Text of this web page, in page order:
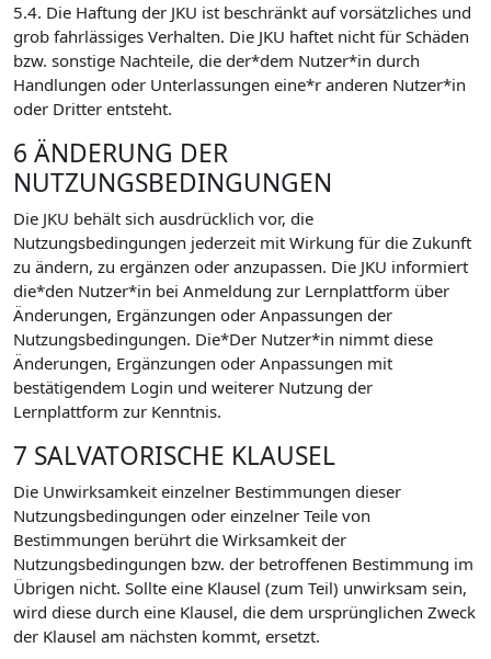
5.4. Die Haftung der JKU ist beschränkt auf vorsätzliches und
grob fahrlässiges Verhalten. Die JKU haftet nicht für Schäden
bzw. sonstige Nachteile, die der*dem Nutzer*in durch
Handlungen oder Unterlassungen eine*r anderen Nutzer*in
oder Dritter entsteht.
6 ÄNDERUNG DER
NUTZUNGSBEDINGUNGEN
Die JKU behält sich ausdrücklich vor, die
Nutzungsbedingungen jederzeit mit Wirkung für die Zukunft
zu ändern, zu ergänzen oder anzupassen. Die JKU informiert
die*den Nutzer*in bei Anmeldung zur Lernplattform über
Änderungen, Ergänzungen oder Anpassungen der
Nutzungsbedingungen. Die*Der Nutzer*in nimmt diese
Änderungen, Ergänzungen oder Anpassungen mit
bestätigendem Login und weiterer Nutzung der
Lernplattform zur Kenntnis.
7 SALVATORISCHE KLAUSEL
Die Unwirksamkeit einzelner Bestimmungen dieser
Nutzungsbedingungen oder einzelner Teile von
Bestimmungen berührt die Wirksamkeit der
Nutzungsbedingungen bzw. der betroffenen Bestimmung im
Übrigen nicht. Sollte eine Klausel (zum Teil) unwirksam sein,
wird diese durch eine Klausel, die dem ursprünglichen Zweck
der Klausel am nächsten kommt, ersetzt.